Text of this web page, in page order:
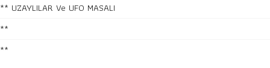
** UZAYLILAR Ve UFO MASALI
**
**